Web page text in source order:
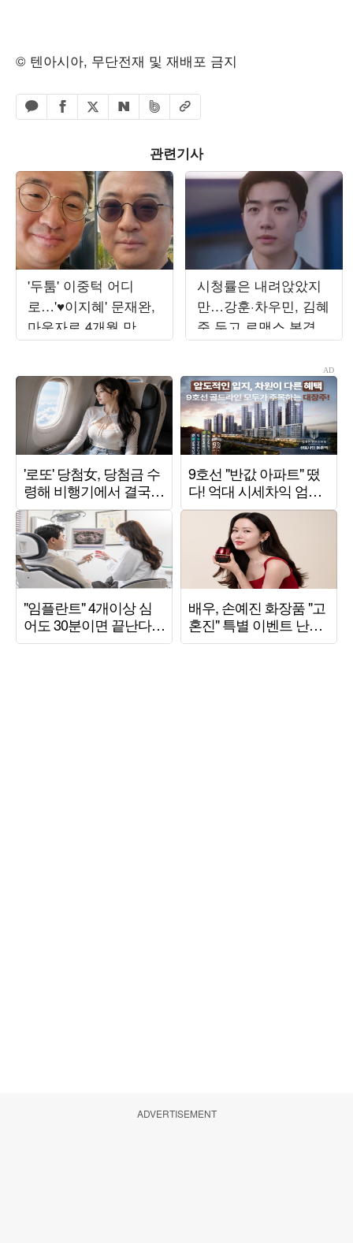
© 텐아시아, 무단전재 및 재배포 금지
카카오톡 공유하기
페이스북 공유하기
엑스 공유하기
네이버 공유하기
밴드 공유하기
URL복사
관련기사
'두툼' 이중턱 어디
로…'♥이지혜' 문재완,
마운자로 4개월 만에
얼굴 반쪽됐네
시청률은 내려앉았지
만…강훈·차우민, 김혜
준 두고 로맨스 본격화
('최애의')
ADVERTISEMENT